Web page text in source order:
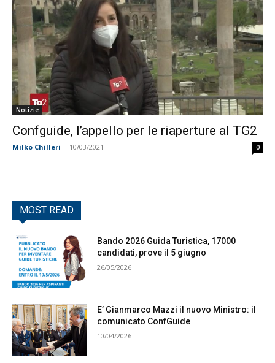
Notizie
Confguide, l’appello per le riaperture al TG2
Milko Chilleri - 10/03/2021 0
MOST READ
Bando 2026 Guida Turistica, 17000
candidati, prove il 5 giugno
26/05/2026
E’ Gianmarco Mazzi il nuovo Ministro: il
comunicato ConfGuide
10/04/2026